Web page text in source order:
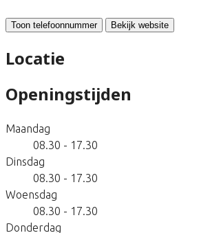
Toon telefoonnummer Bekijk website
Locatie
Openingstijden
Maandag
08.30 - 17.30
Dinsdag
08.30 - 17.30
Woensdag
08.30 - 17.30
Donderdag